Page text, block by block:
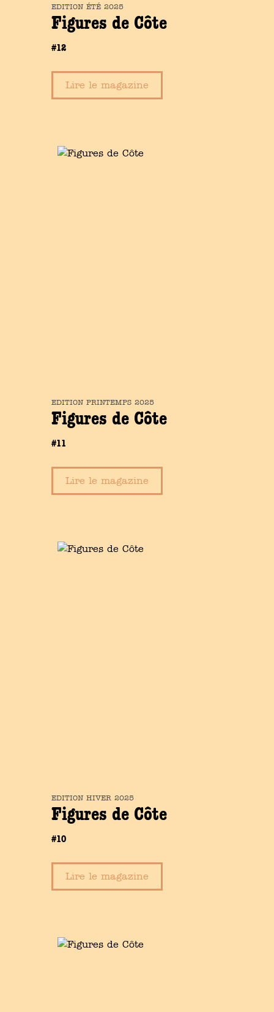
EDITION ÉTÉ 2025
Figures de Côte
#12
Lire le magazine
EDITION PRINTEMPS 2025
Figures de Côte
#11
Lire le magazine
EDITION HIVER 2025
Figures de Côte
#10
Lire le magazine